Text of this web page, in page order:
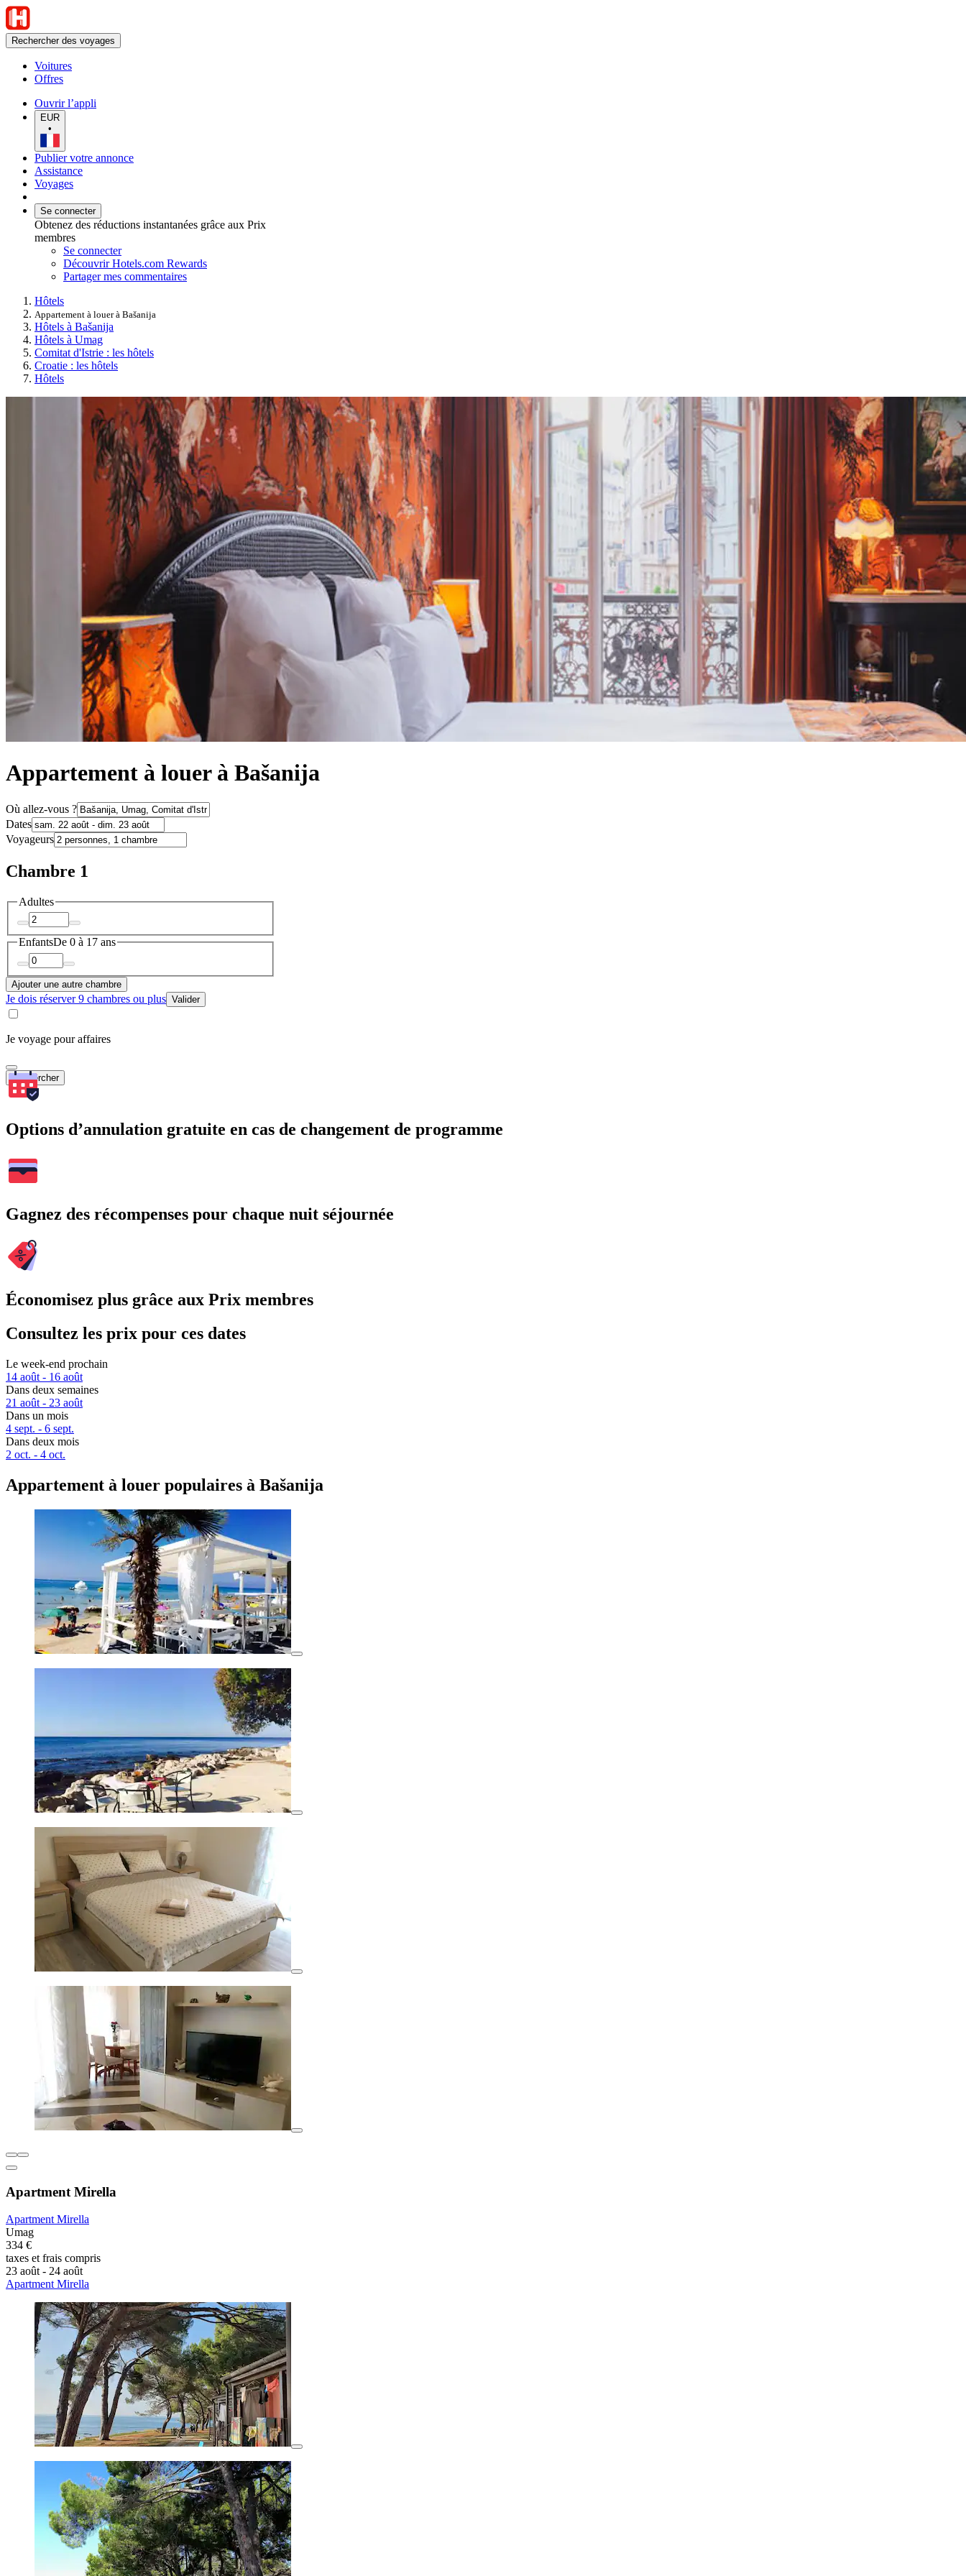
Rechercher des voyages
Voitures
Offres
Ouvrir l’appli
EUR
•
Publier votre annonce
Assistance
Voyages
Se connecter
Obtenez des réductions instantanées grâce aux Prix
membres
Se connecter
Découvrir Hotels.com Rewards
Partager mes commentaires
Hôtels
Appartement à louer à Bašanija
Hôtels à Bašanija
Hôtels à Umag
Comitat d'Istrie : les hôtels
Croatie : les hôtels
Hôtels
Appartement à louer à Bašanija
Où allez-vous ?
Dates
Voyageurs
Chambre 1
Adultes
EnfantsDe 0 à 17 ans
Ajouter une autre chambre
Je dois réserver 9 chambres ou plus Valider
Je voyage pour affaires
Rechercher
Options d’annulation gratuite en cas de changement de programme
Gagnez des récompenses pour chaque nuit séjournée
Économisez plus grâce aux Prix membres
Consultez les prix pour ces dates
Le week-end prochain
14 août - 16 août
Dans deux semaines
21 août - 23 août
Dans un mois
4 sept. - 6 sept.
Dans deux mois
2 oct. - 4 oct.
Appartement à louer populaires à Bašanija
Apartment Mirella
Apartment Mirella
Umag
334 €
taxes et frais compris
23 août - 24 août
Apartment Mirella